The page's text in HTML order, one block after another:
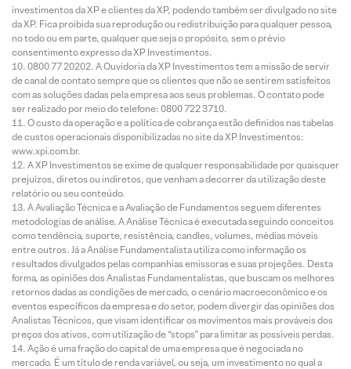
investimentos da XP e clientes da XP, podendo também ser divulgado no site
da XP. Fica proibida sua reprodução ou redistribuição para qualquer pessoa,
no todo ou em parte, qualquer que seja o propósito, sem o prévio
consentimento expresso da XP Investimentos.
0800 77 20202. A Ouvidoria da XP Investimentos tem a missão de servir
de canal de contato sempre que os clientes que não se sentirem satisfeitos
com as soluções dadas pela empresa aos seus problemas. O contato pode
ser realizado por meio do telefone: 0800 722 3710.
O custo da operação e a política de cobrança estão definidos nas tabelas
de custos operacionais disponibilizadas no site da XP Investimentos:
www.xpi.com.br.
A XP Investimentos se exime de qualquer responsabilidade por quaisquer
prejuízos, diretos ou indiretos, que venham a decorrer da utilização deste
relatório ou seu conteúdo.
A Avaliação Técnica e a Avaliação de Fundamentos seguem diferentes
metodologias de análise. A Análise Técnica é executada seguindo conceitos
como tendência, suporte, resistência, candles, volumes, médias móveis
entre outros. Já a Análise Fundamentalista utiliza como informação os
resultados divulgados pelas companhias emissoras e suas projeções. Desta
forma, as opiniões dos Analistas Fundamentalistas, que buscam os melhores
retornos dadas as condições de mercado, o cenário macroeconômico e os
eventos específicos da empresa e do setor, podem divergir das opiniões dos
Analistas Técnicos, que visam identificar os movimentos mais prováveis dos
preços dos ativos, com utilização de “stops” para limitar as possíveis perdas.
Ação é uma fração do capital de uma empresa que é negociada no
mercado. É um título de renda variável, ou seja, um investimento no qual a